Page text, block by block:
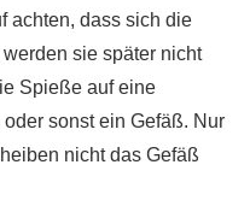
achten, dass sich die
sie später nicht
Spieße auf eine
sonst ein Gefäß. Nur
nicht das Gefäß